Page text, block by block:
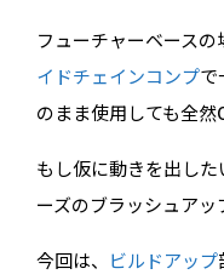
フューチャーベース
イドチェインコンプで
のまま使用しても全然
もし仮に動きを出し
ーズのブラッシュアッ
今回は、 ビルドアップ